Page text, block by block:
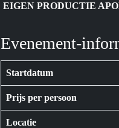
EIGEN PRODUCTIE
Evenement-
Startdatum
Prijs per persoon
Locatie